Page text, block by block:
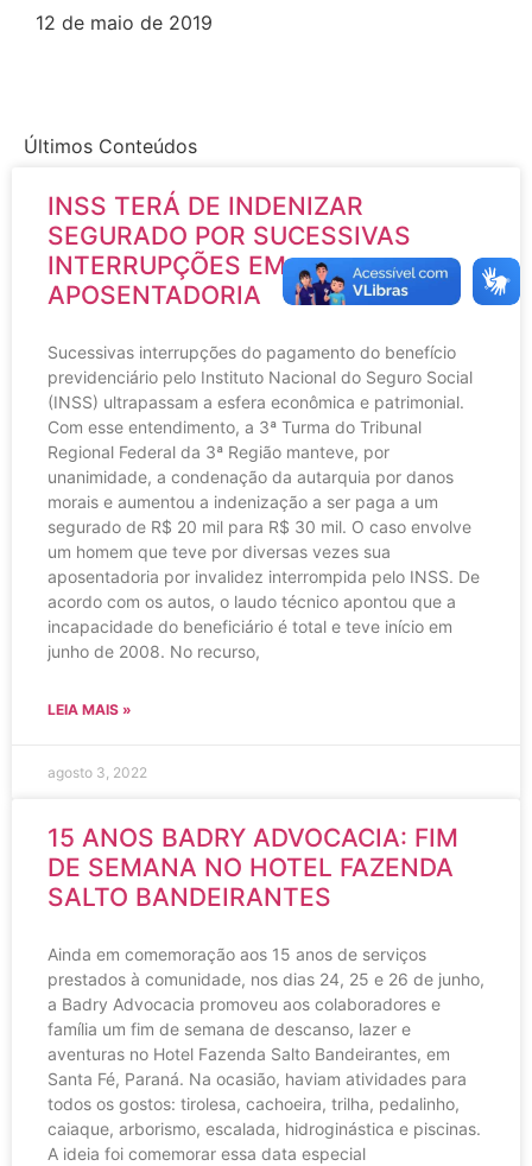
12 de maio de 2019
Últimos Conteúdos
INSS TERÁ DE INDENIZAR
SEGURADO POR SUCESSIVAS
INTERRUPÇÕES EM
APOSENTADORIA
Sucessivas interrupções do pagamento do benefício
previdenciário pelo Instituto Nacional do Seguro Social
(INSS) ultrapassam a esfera econômica e patrimonial.
Com esse entendimento, a 3ª Turma do Tribunal
Regional Federal da 3ª Região manteve, por
unanimidade, a condenação da autarquia por danos
morais e aumentou a indenização a ser paga a um
segurado de R$ 20 mil para R$ 30 mil. O caso envolve
um homem que teve por diversas vezes sua
aposentadoria por invalidez interrompida pelo INSS. De
acordo com os autos, o laudo técnico apontou que a
incapacidade do beneficiário é total e teve início em
junho de 2008. No recurso,
LEIA MAIS »
agosto 3, 2022
15 ANOS BADRY ADVOCACIA: FIM
DE SEMANA NO HOTEL FAZENDA
SALTO BANDEIRANTES
Ainda em comemoração aos 15 anos de serviços
prestados à comunidade, nos dias 24, 25 e 26 de junho,
a Badry Advocacia promoveu aos colaboradores e
família um fim de semana de descanso, lazer e
aventuras no Hotel Fazenda Salto Bandeirantes, em
Santa Fé, Paraná. Na ocasião, haviam atividades para
todos os gostos: tirolesa, cachoeira, trilha, pedalinho,
caiaque, arborismo, escalada, hidroginástica e piscinas.
A ideia foi comemorar essa data especial